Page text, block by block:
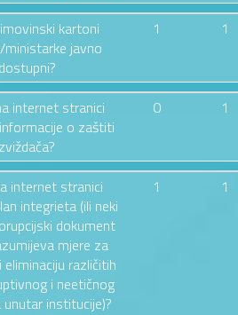
kartoni
javno
dostupni?
1 1
internet stranici
o zaštiti
zviždača?
0 1
internet stranici
integrieta (ili neki
dokument
mjere za
eliminaciju različitih
i neetičnog
unutar institucije)?
1 1